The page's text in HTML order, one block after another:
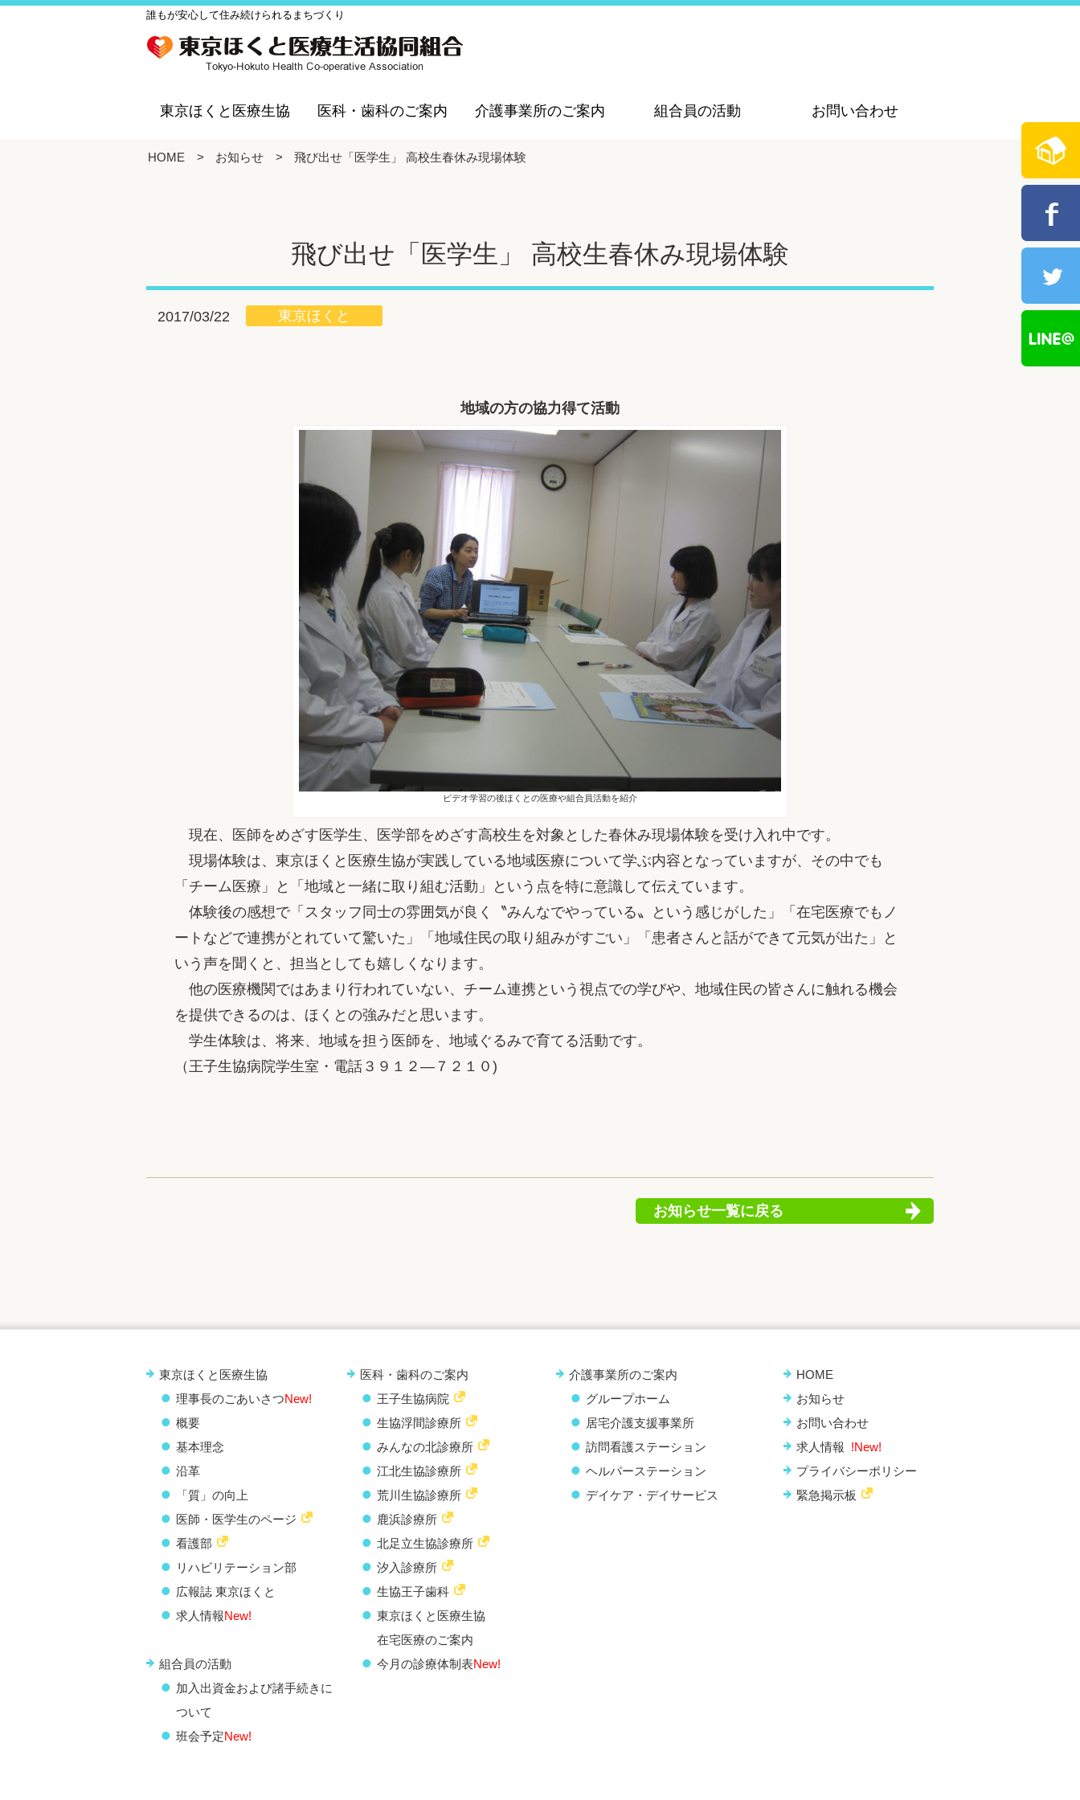
誰もが安心して住み続けられるまちづくり
東京ほくと医療生協 医科・歯科のご案内 介護事業所のご案内 組合員の活動 お問い合わせ
HOME > お知らせ > 飛び出せ「医学生」 高校生春休み現場体験
飛び出せ「医学生」 高校生春休み現場体験
2017/03/22 東京ほくと
地域の方の協力得て活動
ビデオ学習の後ほくとの医療や組合員活動を紹介
現在、医師をめざす医学生、医学部をめざす高校生を対象とした春休み現場体験を受け入れ中です。
現場体験は、東京ほくと医療生協が実践している地域医療について学ぶ内容となっていますが、その中でも
「チーム医療」と「地域と一緒に取り組む活動」という点を特に意識して伝えています。
体験後の感想で「スタッフ同士の雰囲気が良く〝みんなでやっている〟という感じがした」「在宅医療でもノ
ートなどで連携がとれていて驚いた」「地域住民の取り組みがすごい」「患者さんと話ができて元気が出た」と
いう声を聞くと、担当としても嬉しくなります。
他の医療機関ではあまり行われていない、チーム連携という視点での学びや、地域住民の皆さんに触れる機会
を提供できるのは、ほくとの強みだと思います。
学生体験は、将来、地域を担う医師を、地域ぐるみで育てる活動です。
（王子生協病院学生室・電話３９１２―７２１０)
お知らせ一覧に戻る
東京ほくと医療生協
理事長のごあいさつNew!
概要
基本理念
沿革
「質」の向上
医師・医学生のページ
看護部
リハビリテーション部
広報誌 東京ほくと
求人情報New!
組合員の活動
加入出資金および諸手続きに
ついて
班会予定New!
医科・歯科のご案内
王子生協病院
生協浮間診療所
みんなの北診療所
江北生協診療所
荒川生協診療所
鹿浜診療所
北足立生協診療所
汐入診療所
生協王子歯科
東京ほくと医療生協
在宅医療のご案内
今月の診療体制表New!
介護事業所のご案内
グループホーム
居宅介護支援事業所
訪問看護ステーション
ヘルパーステーション
デイケア・デイサービス
HOME
お知らせ
お問い合わせ
求人情報 !New!
プライバシーポリシー
緊急掲示板